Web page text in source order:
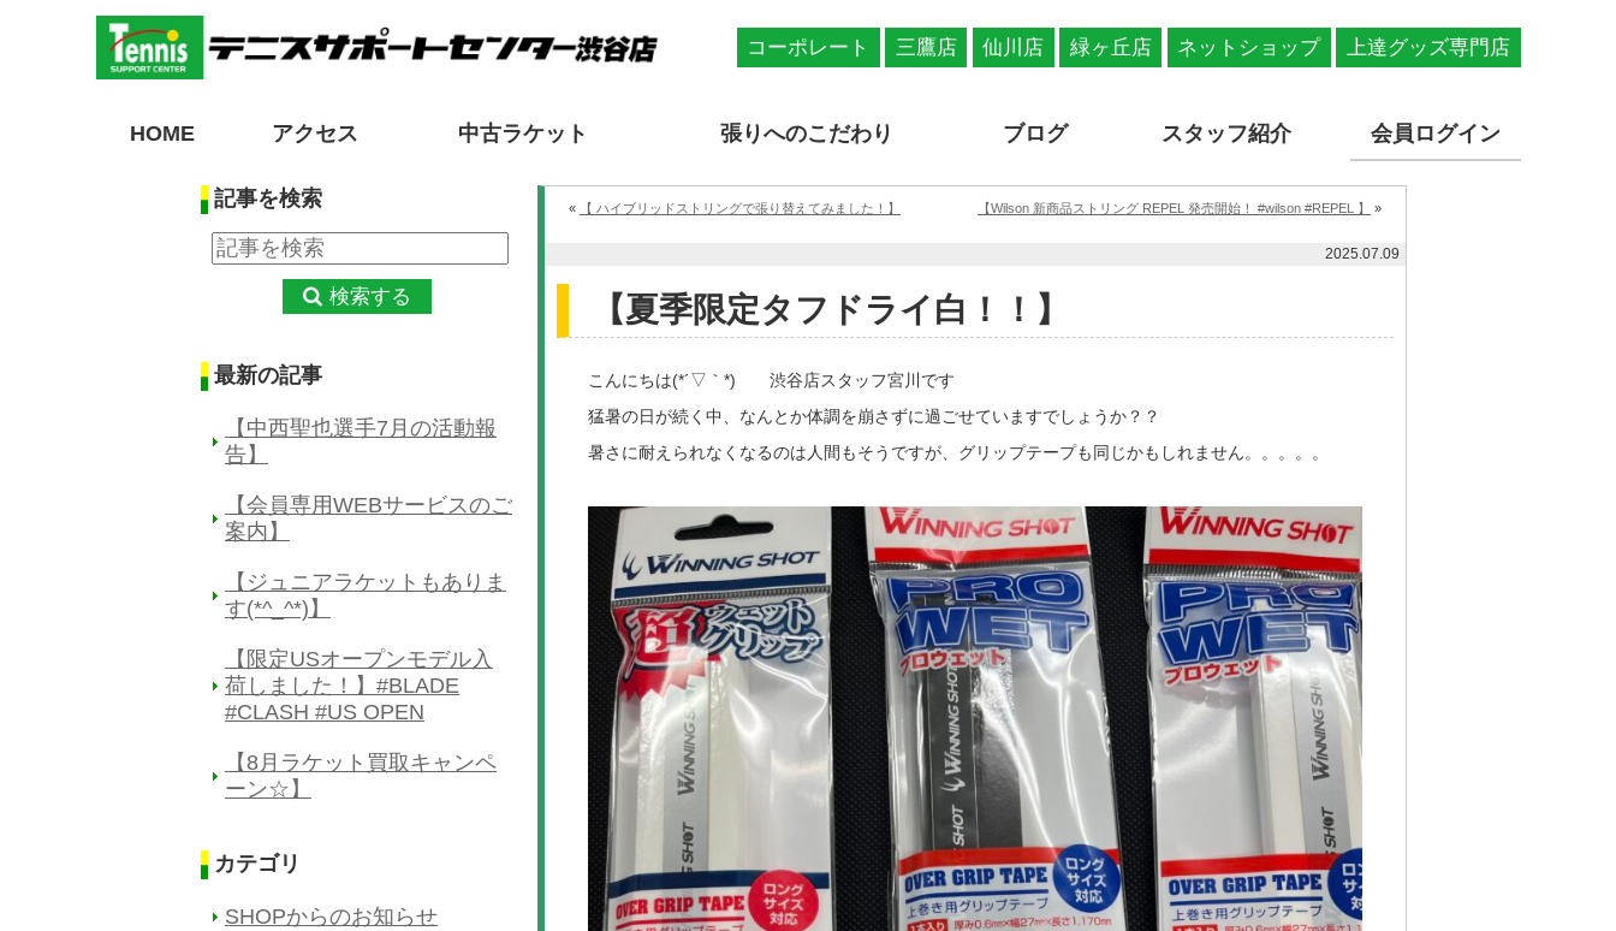
コーポレート 三鷹店 仙川店 緑ヶ丘店 ネットショップ 上達グッズ専門店
HOME アクセス 中古ラケット 張りへのこだわり ブログ スタッフ紹介 会員ログイン
記事を検索
検索する
最新の記事
【中西聖也選手7月の活動報
告】
【会員専用WEBサービスのご
案内】
【ジュニアラケットもありま
す(*^_^*)】
【限定USオープンモデル入
荷しました！】#BLADE
#CLASH #US OPEN
【8月ラケット買取キャンペ
ーン☆】
カテゴリ
SHOPからのお知らせ
« 【 ハイブリッドストリングで張り替えてみました！】 【Wilson 新商品ストリング REPEL 発売開始！ #wilson #REPEL 】 »
2025.07.09
【夏季限定タフドライ白！！】
こんにちは(*´▽｀*) 渋谷店スタッフ宮川です
猛暑の日が続く中、なんとか体調を崩さずに過ごせていますでしょうか？？
暑さに耐えられなくなるのは人間もそうですが、グリップテープも同じかもしれません。。。。。